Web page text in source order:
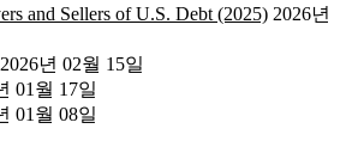
and Sellers of U.S. Debt (2025) 2026년
2026년 02월 15일
01월 17일
01월 08일